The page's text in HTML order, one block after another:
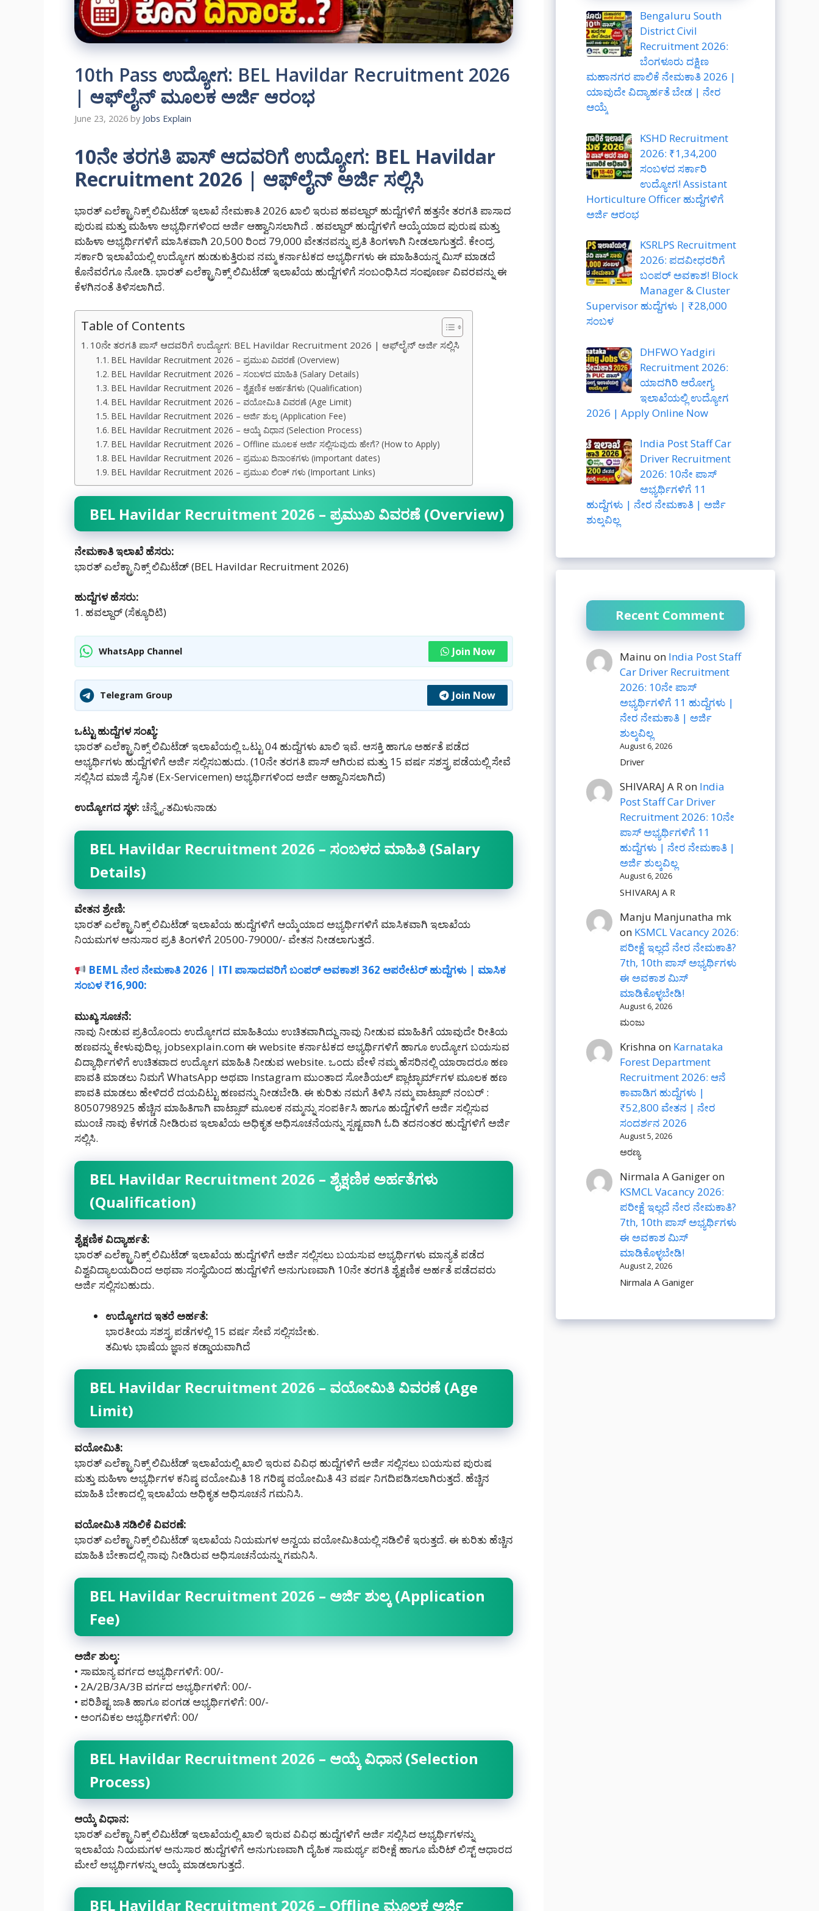
10th Pass ಉದ್ಯೋಗ: BEL Havildar Recruitment 2026
| ಆಫ್‌ಲೈನ್ ಮೂಲಕ ಅರ್ಜಿ ಆರಂಭ
June 23, 2026 by Jobs Explain
10ನೇ ತರಗತಿ ಪಾಸ್ ಆದವರಿಗೆ ಉದ್ಯೋಗ: BEL Havildar
Recruitment 2026 | ಆಫ್‌ಲೈನ್ ಅರ್ಜಿ ಸಲ್ಲಿಸಿ
ಭಾರತ್ ಎಲೆಕ್ಟ್ರಾನಿಕ್ಸ್ ಲಿಮಿಟೆಡ್ ಇಲಾಖೆ ನೇಮಕಾತಿ 2026 ಖಾಲಿ ಇರುವ ಹವಲ್ದಾರ್ ಹುದ್ದೆಗಳಿಗೆ ಹತ್ತನೇ ತರಗತಿ ಪಾಸಾದ
ಪುರುಷ ಮತ್ತು ಮಹಿಳಾ ಅಭ್ಯರ್ಥಿಗಳಿಂದ ಅರ್ಜಿ ಆಹ್ವಾನಿಸಲಾಗಿದೆ . ಹವಲ್ದಾರ್ ಹುದ್ದೆಗಳಿಗೆ ಆಯ್ಕೆಯಾದ ಪುರುಷ ಮತ್ತು
ಮಹಿಳಾ ಅಭ್ಯರ್ಥಿಗಳಿಗೆ ಮಾಸಿಕವಾಗಿ 20,500 ರಿಂದ 79,000 ವೇತನವನ್ನು ಪ್ರತಿ ತಿಂಗಳಾಗಿ ನೀಡಲಾಗುತ್ತದೆ. ಕೇಂದ್ರ
ಸರ್ಕಾರಿ ಇಲಾಖೆಯಲ್ಲಿ ಉದ್ಯೋಗ ಹುಡುಕುತ್ತಿರುವ ನಮ್ಮ ಕರ್ನಾಟಕದ ಅಭ್ಯರ್ಥಿಗಳು ಈ ಮಾಹಿತಿಯನ್ನ ಮಿಸ್ ಮಾಡದೆ
ಕೊನೆವರೆಗೂ ನೋಡಿ. ಭಾರತ್ ಎಲೆಕ್ಟ್ರಾನಿಕ್ಸ್ ಲಿಮಿಟೆಡ್ ಇಲಾಖೆಯ ಹುದ್ದೆಗಳಿಗೆ ಸಂಬಂಧಿಸಿದ ಸಂಪೂರ್ಣ ವಿವರವನ್ನು ಈ
ಕೆಳಗಿನಂತೆ ತಿಳಿಸಲಾಗಿದೆ.
Table of Contents
10ನೇ ತರಗತಿ ಪಾಸ್ ಆದವರಿಗೆ ಉದ್ಯೋಗ: BEL Havildar Recruitment 2026 | ಆಫ್‌ಲೈನ್ ಅರ್ಜಿ ಸಲ್ಲಿಸಿ
BEL Havildar Recruitment 2026 – ಪ್ರಮುಖ ವಿವರಣೆ (Overview)
BEL Havildar Recruitment 2026 – ಸಂಬಳದ ಮಾಹಿತಿ (Salary Details)
BEL Havildar Recruitment 2026 – ಶೈಕ್ಷಣಿಕ ಅರ್ಹತೆಗಳು (Qualification)
BEL Havildar Recruitment 2026 – ವಯೋಮಿತಿ ವಿವರಣೆ (Age Limit)
BEL Havildar Recruitment 2026 – ಅರ್ಜಿ ಶುಲ್ಕ (Application Fee)
BEL Havildar Recruitment 2026 – ಆಯ್ಕೆ ವಿಧಾನ (Selection Process)
BEL Havildar Recruitment 2026 – Offline ಮೂಲಕ ಅರ್ಜಿ ಸಲ್ಲಿಸುವುದು ಹೇಗೆ? (How to Apply)
BEL Havildar Recruitment 2026 – ಪ್ರಮುಖ ದಿನಾಂಕಗಳು (important dates)
BEL Havildar Recruitment 2026 – ಪ್ರಮುಖ ಲಿಂಕ್ ಗಳು (Important Links)
BEL Havildar Recruitment 2026 – ಪ್ರಮುಖ ವಿವರಣೆ (Overview)
ನೇಮಕಾತಿ ಇಲಾಖೆ ಹೆಸರು:
ಭಾರತ್ ಎಲೆಕ್ಟ್ರಾನಿಕ್ಸ್ ಲಿಮಿಟೆಡ್ (BEL Havildar Recruitment 2026)
ಹುದ್ದೆಗಳ ಹೆಸರು:
1. ಹವಲ್ದಾರ್ (ಸೆಕ್ಯೂರಿಟಿ)
WhatsApp Channel Join Now
Telegram Group Join Now
ಒಟ್ಟು ಹುದ್ದೆಗಳ ಸಂಖ್ಯೆ:
ಭಾರತ್ ಎಲೆಕ್ಟ್ರಾನಿಕ್ಸ್ ಲಿಮಿಟೆಡ್ ಇಲಾಖೆಯಲ್ಲಿ ಒಟ್ಟು 04 ಹುದ್ದೆಗಳು ಖಾಲಿ ಇವೆ. ಆಸಕ್ತಿ ಹಾಗೂ ಅರ್ಹತೆ ಪಡೆದ
ಅಭ್ಯರ್ಥಿಗಳು ಹುದ್ದೆಗಳಿಗೆ ಅರ್ಜಿ ಸಲ್ಲಿಸಬಹುದು. (10ನೇ ತರಗತಿ ಪಾಸ್ ಆಗಿರುವ ಮತ್ತು 15 ವರ್ಷ ಸಶಸ್ತ್ರ ಪಡೆಯಲ್ಲಿ ಸೇವೆ
ಸಲ್ಲಿಸಿದ ಮಾಜಿ ಸೈನಿಕ (Ex-Servicemen) ಅಭ್ಯರ್ಥಿಗಳಿಂದ ಅರ್ಜಿ ಆಹ್ವಾನಿಸಲಾಗಿದೆ)
ಉದ್ಯೋಗದ ಸ್ಥಳ: ಚೆನ್ನೈ-ತಮಿಳುನಾಡು
BEL Havildar Recruitment 2026 – ಸಂಬಳದ ಮಾಹಿತಿ (Salary
Details)
ವೇತನ ಶ್ರೇಣಿ:
ಭಾರತ್ ಎಲೆಕ್ಟ್ರಾನಿಕ್ಸ್ ಲಿಮಿಟೆಡ್ ಇಲಾಖೆಯ ಹುದ್ದೆಗಳಿಗೆ ಆಯ್ಕೆಯಾದ ಅಭ್ಯರ್ಥಿಗಳಿಗೆ ಮಾಸಿಕವಾಗಿ ಇಲಾಖೆಯ
ನಿಯಮಗಳ ಅನುಸಾರ ಪ್ರತಿ ತಿಂಗಳಿಗೆ 20500-79000/- ವೇತನ ನೀಡಲಾಗುತ್ತದೆ.
BEML ನೇರ ನೇಮಕಾತಿ 2026 | ITI ಪಾಸಾದವರಿಗೆ ಬಂಪರ್ ಅವಕಾಶ! 362 ಆಪರೇಟರ್ ಹುದ್ದೆಗಳು | ಮಾಸಿಕ
ಸಂಬಳ ₹16,900:
ಮುಖ್ಯ ಸೂಚನೆ:
ನಾವು ನೀಡುವ ಪ್ರತಿಯೊಂದು ಉದ್ಯೋಗದ ಮಾಹಿತಿಯು ಉಚಿತವಾಗಿದ್ದು ನಾವು ನೀಡುವ ಮಾಹಿತಿಗೆ ಯಾವುದೇ ರೀತಿಯ
ಹಣವನ್ನು ಕೇಳುವುದಿಲ್ಲ. jobsexplain.com ಈ website ಕರ್ನಾಟಕದ ಅಭ್ಯರ್ಥಿಗಳಿಗೆ ಹಾಗೂ ಉದ್ಯೋಗ ಬಯಸುವ
ವಿದ್ಯಾರ್ಥಿಗಳಿಗೆ ಉಚಿತವಾದ ಉದ್ಯೋಗ ಮಾಹಿತಿ ನೀಡುವ website. ಒಂದು ವೇಳೆ ನಮ್ಮ ಹೆಸರಿನಲ್ಲಿ ಯಾರಾದರೂ ಹಣ
ಪಾವತಿ ಮಾಡಲು ನಿಮಗೆ WhatsApp ಅಥವಾ Instagram ಮುಂತಾದ ಸೋಶಿಯಲ್ ಪ್ಲಾಟ್ಫಾರ್ಮ್‌ಗಳ ಮೂಲಕ ಹಣ
ಪಾವತಿ ಮಾಡಲು ಹೇಳಿದರೆ ದಯವಿಟ್ಟು ಹಣವನ್ನು ನೀಡಬೇಡಿ‌. ಈ ಕುರಿತು ನಮಗೆ ತಿಳಿಸಿ ನಮ್ಮ ವಾಟ್ಸಾಪ್ ನಂಬರ್ :
8050798925 ಹೆಚ್ಚಿನ ಮಾಹಿತಿಗಾಗಿ ವಾಟ್ಸಾಪ್ ಮೂಲಕ ನಮ್ಮನ್ನು ಸಂಪರ್ಕಿಸಿ ಹಾಗೂ ಹುದ್ದೆಗಳಿಗೆ ಅರ್ಜಿ ಸಲ್ಲಿಸುವ
ಮುಂಚೆ ನಾವು ಕೆಳಗಡೆ ನೀಡಿರುವ ಇಲಾಖೆಯ ಅಧಿಕೃತ ಅಧಿಸೂಚನೆಯನ್ನು ಸ್ಪಷ್ಟವಾಗಿ ಓದಿ ತದನಂತರ ಹುದ್ದೆಗಳಿಗೆ ಅರ್ಜಿ
ಸಲ್ಲಿಸಿ.
BEL Havildar Recruitment 2026 – ಶೈಕ್ಷಣಿಕ ಅರ್ಹತೆಗಳು
(Qualification)
ಶೈಕ್ಷಣಿಕ ವಿದ್ಯಾರ್ಹತೆ:
ಭಾರತ್ ಎಲೆಕ್ಟ್ರಾನಿಕ್ಸ್ ಲಿಮಿಟೆಡ್ ಇಲಾಖೆಯ ಹುದ್ದೆಗಳಿಗೆ ಅರ್ಜಿ ಸಲ್ಲಿಸಲು ಬಯಸುವ ಅಭ್ಯರ್ಥಿಗಳು ಮಾನ್ಯತೆ ಪಡೆದ
ವಿಶ್ವವಿದ್ಯಾಲಯದಿಂದ ಅಥವಾ ಸಂಸ್ಥೆಯಿಂದ ಹುದ್ದೆಗಳಿಗೆ ಅನುಗುಣವಾಗಿ 10ನೇ ತರಗತಿ ಶೈಕ್ಷಣಿಕ ಅರ್ಹತೆ ಪಡೆದವರು
ಅರ್ಜಿ ಸಲ್ಲಿಸಬಹುದು.
ಉದ್ಯೋಗದ ಇತರೆ ಅರ್ಹತೆ:
ಭಾರತೀಯ ಸಶಸ್ತ್ರ ಪಡೆಗಳಲ್ಲಿ 15 ವರ್ಷ ಸೇವೆ ಸಲ್ಲಿಸಬೇಕು.
ತಮಿಳು ಭಾಷೆಯ ಜ್ಞಾನ ಕಡ್ಡಾಯವಾಗಿದೆ
BEL Havildar Recruitment 2026 – ವಯೋಮಿತಿ ವಿವರಣೆ (Age
Limit)
ವಯೋಮಿತಿ:
ಭಾರತ್ ಎಲೆಕ್ಟ್ರಾನಿಕ್ಸ್ ಲಿಮಿಟೆಡ್ ಇಲಾಖೆಯಲ್ಲಿ ಖಾಲಿ ಇರುವ ವಿವಿಧ ಹುದ್ದೆಗಳಿಗೆ ಅರ್ಜಿ ಸಲ್ಲಿಸಲು ಬಯಸುವ ಪುರುಷ
ಮತ್ತು ಮಹಿಳಾ ಅಭ್ಯರ್ಥಿಗಳ ಕನಿಷ್ಠ ವಯೋಮಿತಿ 18 ಗರಿಷ್ಠ ವಯೋಮಿತಿ 43 ವರ್ಷ ನಿಗದಿಪಡಿಸಲಾಗಿರುತ್ತದೆ. ಹೆಚ್ಚಿನ
ಮಾಹಿತಿ ಬೇಕಾದಲ್ಲಿ ಇಲಾಖೆಯ ಅಧಿಕೃತ ಅಧಿಸೂಚನೆ ಗಮನಿಸಿ.
ವಯೋಮಿತಿ ಸಡಿಲಿಕೆ ವಿವರಣೆ:
ಭಾರತ್ ಎಲೆಕ್ಟ್ರಾನಿಕ್ಸ್ ಲಿಮಿಟೆಡ್ ಇಲಾಖೆಯ ನಿಯಮಗಳ ಅನ್ವಯ ವಯೋಮಿತಿಯಲ್ಲಿ ಸಡಿಲಿಕೆ ಇರುತ್ತದೆ. ಈ ಕುರಿತು ಹೆಚ್ಚಿನ
ಮಾಹಿತಿ ಬೇಕಾದಲ್ಲಿ ನಾವು ನೀಡಿರುವ ಅಧಿಸೂಚನೆಯನ್ನು ಗಮನಿಸಿ.
BEL Havildar Recruitment 2026 – ಅರ್ಜಿ ಶುಲ್ಕ (Application
Fee)
ಅರ್ಜಿ ಶುಲ್ಕ:
• ಸಾಮಾನ್ಯ ವರ್ಗದ ಅಭ್ಯರ್ಥಿಗಳಿಗೆ: 00/-
• 2A/2B/3A/3B ವರ್ಗದ ಅಭ್ಯರ್ಥಿಗಳಿಗೆ: 00/-
• ಪರಿಶಿಷ್ಟ ಜಾತಿ ಹಾಗೂ ಪಂಗಡ ಅಭ್ಯರ್ಥಿಗಳಿಗೆ: 00/-
• ಅಂಗವಿಕಲ ಅಭ್ಯರ್ಥಿಗಳಿಗೆ: 00/
BEL Havildar Recruitment 2026 – ಆಯ್ಕೆ ವಿಧಾನ (Selection
Process)
ಆಯ್ಕೆ ವಿಧಾನ:
ಭಾರತ್ ಎಲೆಕ್ಟ್ರಾನಿಕ್ಸ್ ಲಿಮಿಟೆಡ್ ಇಲಾಖೆಯಲ್ಲಿ ಖಾಲಿ ಇರುವ ವಿವಿಧ ಹುದ್ದೆಗಳಿಗೆ ಅರ್ಜಿ ಸಲ್ಲಿಸಿದ ಅಭ್ಯರ್ಥಿಗಳನ್ನು
ಇಲಾಖೆಯ ನಿಯಮಗಳ ಅನುಸಾರ ಹುದ್ದೆಗಳಿಗೆ ಅನುಗುಣವಾಗಿ ದೈಹಿಕ ಸಾಮರ್ಥ್ಯ ಪರೀಕ್ಷೆ ಹಾಗೂ ಮೆರಿಟ್ ಲಿಸ್ಟ್ ಆಧಾರದ
ಮೇಲೆ ಅಭ್ಯರ್ಥಿಗಳನ್ನು ಆಯ್ಕೆ ಮಾಡಲಾಗುತ್ತದೆ.
BEL Havildar Recruitment 2026 – Offline ಮೂಲಕ ಅರ್ಜಿ
Bengaluru South
District Civil
Recruitment 2026:
ಬೆಂಗಳೂರು ದಕ್ಷಿಣ
ಮಹಾನಗರ ಪಾಲಿಕೆ ನೇಮಕಾತಿ 2026 |
ಯಾವುದೇ ವಿದ್ಯಾರ್ಹತೆ ಬೇಡ | ನೇರ
ಆಯ್ಕೆ
KSHD Recruitment
2026: ₹1,34,200
ಸಂಬಳದ ಸರ್ಕಾರಿ
ಉದ್ಯೋಗ! Assistant
Horticulture Officer ಹುದ್ದೆಗಳಿಗೆ
ಅರ್ಜಿ ಆರಂಭ
KSRLPS Recruitment
2026: ಪದವೀಧರರಿಗೆ
ಬಂಪರ್ ಅವಕಾಶ! Block
Manager & Cluster
Supervisor ಹುದ್ದೆಗಳು | ₹28,000
ಸಂಬಳ
DHFWO Yadgiri
Recruitment 2026:
ಯಾದಗಿರಿ ಆರೋಗ್ಯ
ಇಲಾಖೆಯಲ್ಲಿ ಉದ್ಯೋಗ
2026 | Apply Online Now
India Post Staff Car
Driver Recruitment
2026: 10ನೇ ಪಾಸ್
ಅಭ್ಯರ್ಥಿಗಳಿಗೆ 11
ಹುದ್ದೆಗಳು | ನೇರ ನೇಮಕಾತಿ | ಅರ್ಜಿ
ಶುಲ್ಕವಿಲ್ಲ
Recent Comment
Mainu on India Post Staff
Car Driver Recruitment
2026: 10ನೇ ಪಾಸ್
ಅಭ್ಯರ್ಥಿಗಳಿಗೆ 11 ಹುದ್ದೆಗಳು |
ನೇರ ನೇಮಕಾತಿ | ಅರ್ಜಿ
ಶುಲ್ಕವಿಲ್ಲ
August 6, 2026
Driver
SHIVARAJ A Ron India
Post Staff Car Driver
Recruitment 2026: 10ನೇ
ಪಾಸ್ ಅಭ್ಯರ್ಥಿಗಳಿಗೆ 11
ಹುದ್ದೆಗಳು | ನೇರ ನೇಮಕಾತಿ |
ಅರ್ಜಿ ಶುಲ್ಕವಿಲ್ಲ
August 6, 2026
SHIVARAJ A R
Manju Manjunatha mk
on KSMCL Vacancy 2026:
ಪರೀಕ್ಷೆ ಇಲ್ಲದೆ ನೇರ ನೇಮಕಾತಿ?
7th, 10th ಪಾಸ್ ಅಭ್ಯರ್ಥಿಗಳು
ಈ ಅವಕಾಶ ಮಿಸ್
ಮಾಡಿಕೊಳ್ಳಬೇಡಿ!
August 6, 2026
ಮಂಜು
Krishna on Karnataka
Forest Department
Recruitment 2026: ಆನೆ
ಕಾವಾಡಿಗ ಹುದ್ದೆಗಳು |
₹52,800 ವೇತನ | ನೇರ
ಸಂದರ್ಶನ 2026
August 5, 2026
ಅರಣ್ಯ
Nirmala A Ganigeron
KSMCL Vacancy 2026:
ಪರೀಕ್ಷೆ ಇಲ್ಲದೆ ನೇರ ನೇಮಕಾತಿ?
7th, 10th ಪಾಸ್ ಅಭ್ಯರ್ಥಿಗಳು
ಈ ಅವಕಾಶ ಮಿಸ್
ಮಾಡಿಕೊಳ್ಳಬೇಡಿ!
August 2, 2026
Nirmala A Ganiger